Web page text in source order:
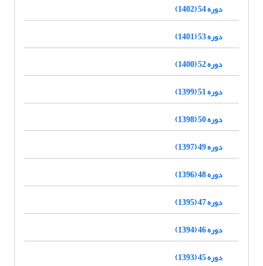
دوره 54 (1402)
دوره 53 (1401)
دوره 52 (1400)
دوره 51 (1399)
دوره 50 (1398)
دوره 49 (1397)
دوره 48 (1396)
دوره 47 (1395)
دوره 46 (1394)
دوره 45 (1393)